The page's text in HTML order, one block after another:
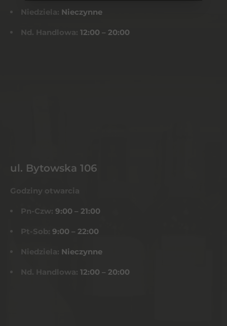
Niedziela: Nieczynne
Nd. Handlowa: 12:00 – 20:00
ul. Bytowska 106
Godziny otwarcia
Pn-Czw: 9:00 – 21:00
Pt-Sob: 9:00 – 22:00
Niedziela: Nieczynne
Nd. Handlowa: 12:00 – 20:00